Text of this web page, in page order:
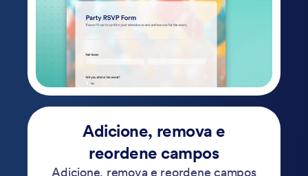
Adicione, remova e
reordene campos
Adicione, remova e reordene campos